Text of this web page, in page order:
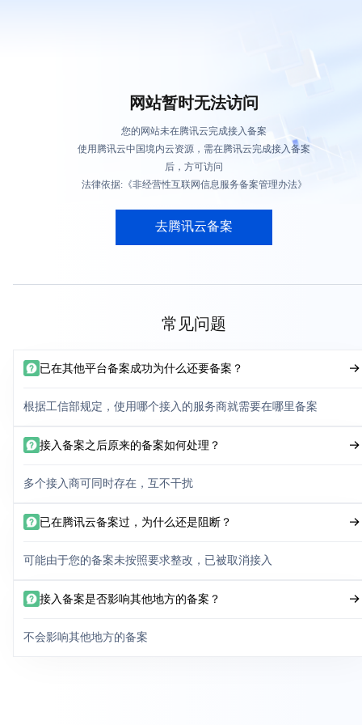
网站暂时无法访问
您的网站未在腾讯云完成接入备案
使用腾讯云中国境内云资源，需在腾讯云完成接入备案
后，方可访问
法律依据:《非经营性互联网信息服务备案管理办法》
去腾讯云备案
常见问题
已在其他平台备案成功为什么还要备案？
根据工信部规定，使用哪个接入的服务商就需要在哪里备案
接入备案之后原来的备案如何处理？
多个接入商可同时存在，互不干扰
已在腾讯云备案过，为什么还是阻断？
可能由于您的备案未按照要求整改，已被取消接入
接入备案是否影响其他地方的备案？
不会影响其他地方的备案